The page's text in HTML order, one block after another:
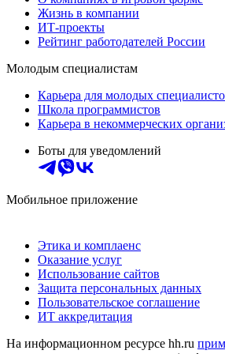
Жизнь в компании
ИТ-проекты
Рейтинг работодателей России
Молодым специалистам
Карьера для молодых
Школа программистов
Карьера в некоммерческих
Боты для уведомлений
Мобильное приложение
Этика и комплаенс
Оказание услуг
Использование сайтов
Защита персональных данных
Пользовательское соглашение
ИТ аккредитация
На информационном ресурсе hh.ru